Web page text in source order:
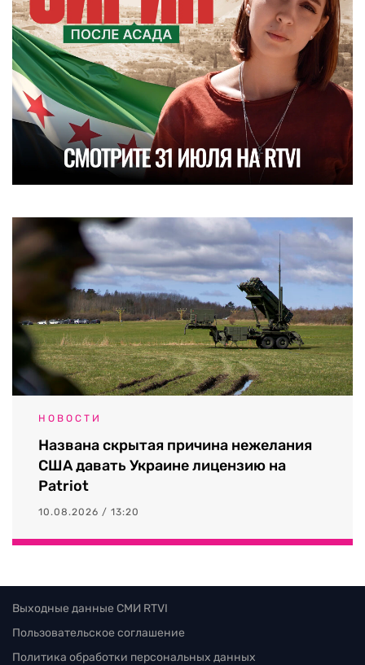
НОВОСТИ
Названа скрытая причина нежелания
США давать Украине лицензию на
Patriot
10.08.2026 / 13:20
Выходные данные СМИ RTVI
Пользовательское соглашение
Политика обработки персональных данных